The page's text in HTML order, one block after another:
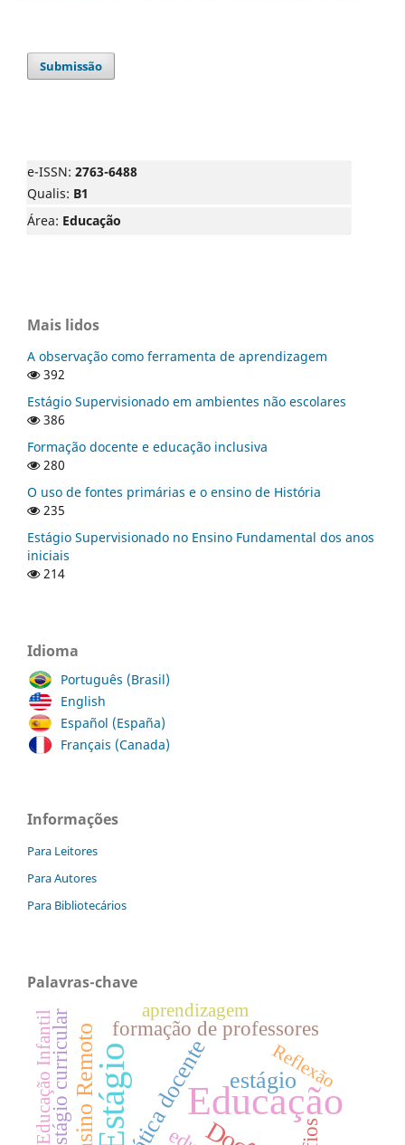
Submissão
e-ISSN: 2763-6488
Qualis: B1
Área: Educação
Mais lidos
A observação como ferramenta de aprendizagem
392
Estágio Supervisionado em ambientes não escolares
386
Formação docente e educação inclusiva
280
O uso de fontes primárias e o ensino de História
235
Estágio Supervisionado no Ensino Fundamental dos anos
iniciais
214
Idioma
Português (Brasil)
English
Español (España)
Français (Canada)
Informações
Para Leitores
Para Autores
Para Bibliotecários
Palavras-chave
Educação
EstágioPrática docente estágio
Ensino Remoto
Estágio curricular formação de professores
Reflexão
aprendizagem
Educação Infantil